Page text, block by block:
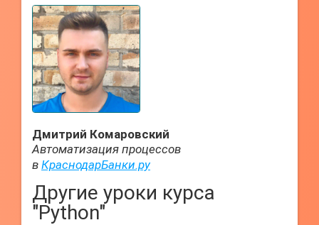
Дмитрий Комаровский
Автоматизация процессов
в КраснодарБанки.ру
Другие уроки курса
"Python"